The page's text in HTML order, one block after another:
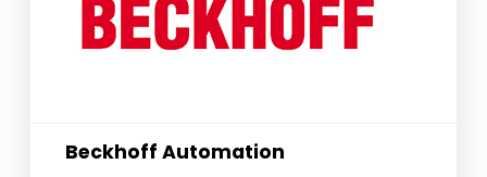
Beckhoff Automation